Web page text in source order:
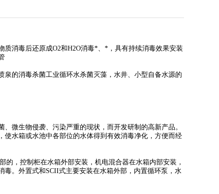
消毒后还原成O2和H2O消毒*、*，具有持续消毒效果安装
的消毒杀菌工业循环水杀菌灭藻，水井、小型自备水源的
微生物侵袭、污染严重的现状，而开发研制的高新产品。
水箱或水池中各部位的水体得到有效消毒净化，方便而经
，控制柜在水箱外部安装，机电混合器在水箱内部安装，
。外置式和SCII式主要安装在水箱外部，内置循环泵，水